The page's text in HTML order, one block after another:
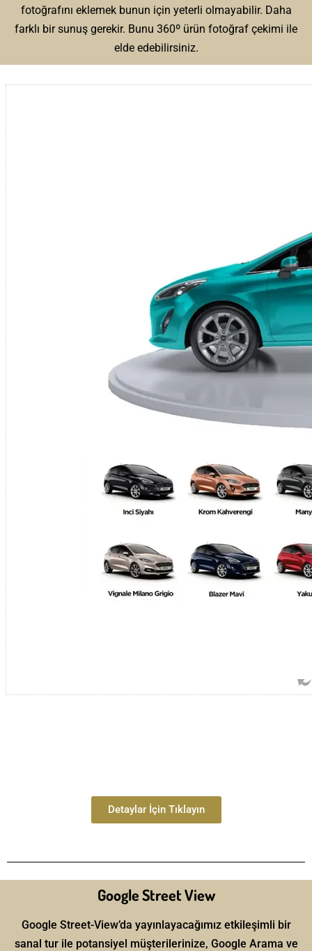
fotoğrafını eklemek bunun için yeterli olmayabilir. Daha
farklı bir sunuş gerekir. Bunu 360º ürün fotoğraf çekimi ile
elde edebilirsiniz.
Detaylar İçin Tıklayın
Google Street View
Google Street-View’da yayınlayacağımız etkileşimli bir
sanal tur ile potansiyel müşterilerinize, Google Arama ve